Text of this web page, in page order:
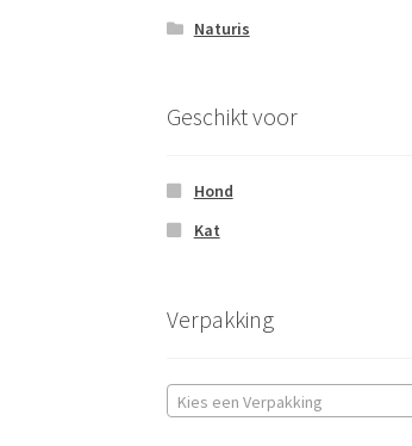
Naturis
Geschikt voor
Hond
Kat
Verpakking
Kies een Verpakking